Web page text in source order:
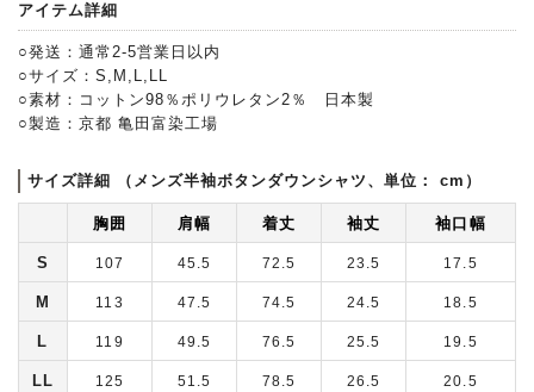
アイテム詳細
○発送：通常2-5営業日以内
○サイズ：S,M,L,LL
○素材：コットン98％ポリウレタン2％ 日本製
○製造：京都 亀田富染工場
サイズ詳細 （メンズ半袖ボタンダウンシャツ、単位： cm）
胸囲 肩幅 着丈 袖丈 袖口幅
S 107 45.5 72.5 23.5 17.5
M 113 47.5 74.5 24.5 18.5
L 119 49.5 76.5 25.5 19.5
LL 125 51.5 78.5 26.5 20.5